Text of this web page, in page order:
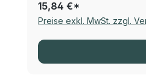
15,84 €*
Preise exkl. MwSt. zzgl.